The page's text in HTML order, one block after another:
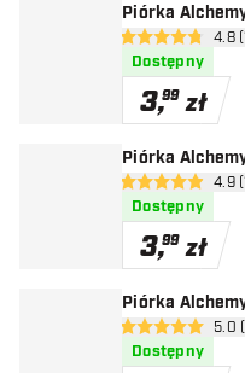
Piórka
4.8 gwiazdki 4.8
Dostępny
3,99 zł
Piórka
4.9 gwiazdki 4.9
Dostępny
3,99 zł
Piórka
5 gwiazdki oceny
5.0
Dostępny